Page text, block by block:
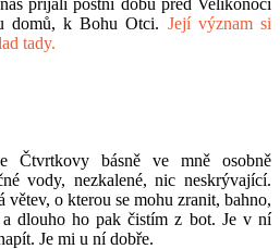
domů, k Bohu Otci. Její význam si
tady.
Čtvrtkovy básně ve mně osobně
vody, nezkalené, nic neskrývající.
větev, o kterou se mohu zranit, bahno,
a dlouho ho pak čistím z bot. Je v ní
Je mi u ní dobře.